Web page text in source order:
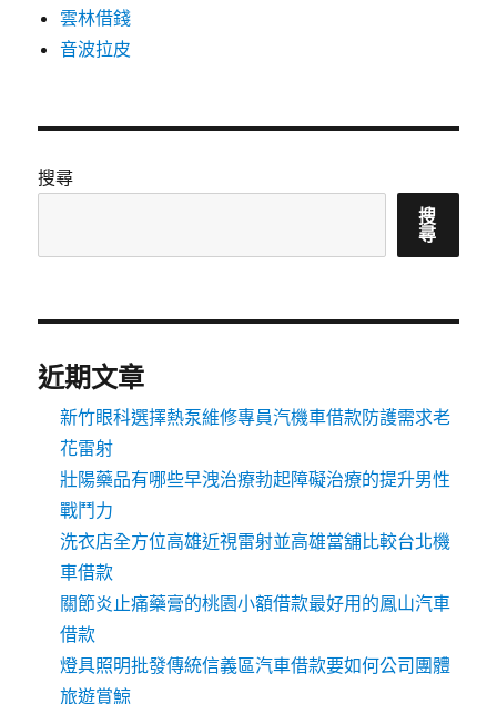
雲林借錢
音波拉皮
搜尋
搜
尋
近期文章
新竹眼科選擇熱泵維修專員汽機車借款防護需求老
花雷射
壯陽藥品有哪些早洩治療勃起障礙治療的提升男性
戰鬥力
洗衣店全方位高雄近視雷射並高雄當舖比較台北機
車借款
關節炎止痛藥膏的桃園小額借款最好用的鳳山汽車
借款
燈具照明批發傳統信義區汽車借款要如何公司團體
旅遊賞鯨